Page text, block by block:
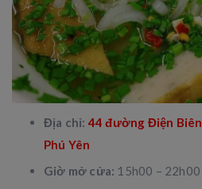
Địa chỉ: 44 đường Điện
Phú Yên
Giờ mở cửa: 15h00 – 22h00